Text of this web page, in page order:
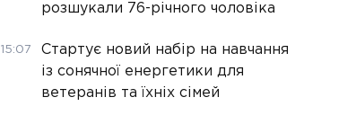
розшукали 76-річного чоловіка
15:07
Стартує новий набір на навчання
із сонячної енергетики для
ветеранів та їхніх сімей